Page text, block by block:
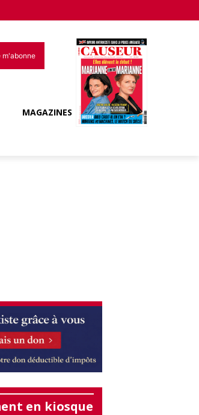
m'abonne
MAGAZINES
en kiosque